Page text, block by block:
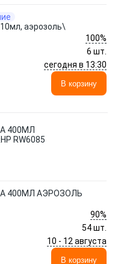
аэрозоль\
100%
6 шт.
сегодня в 13:30
В корзину
400МЛ
RW6085
400МЛ АЭРОЗОЛЬ
90%
54 шт.
10 - 12 августа
В корзину